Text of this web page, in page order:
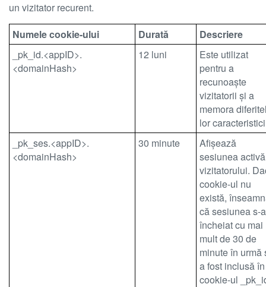
un vizitator recurent.
Numele cookie-ului
Durată
Descriere
_pk_id.<appID>.
<domainHash>
12 luni
Este utilizat
pentru a
recunoaște
vizitatorii și a
memora
lor
_pk_ses.<appID>.
<domainHash>
30 minute
Afișează
sesiunea
vizitatorului.
cookie-ul nu
există,
că sesiunea s-a
încheiat cu mai
mult de 30 de
minute în urmă
a fost inclusă în
cookie-ul